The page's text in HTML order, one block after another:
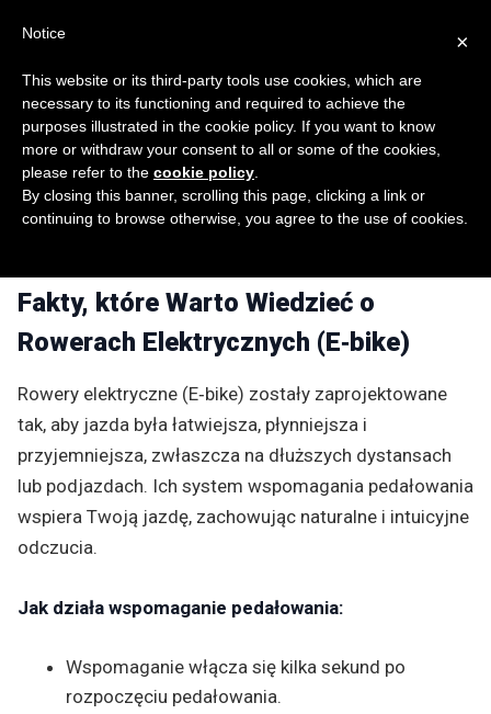
Jak działa rower elektryczny
(E‑bike)?
Fakty, które Warto Wiedzieć o
Rowerach Elektrycznych (E‑bike)
Rowery elektryczne (E‑bike) zostały zaprojektowane
tak, aby jazda była łatwiejsza, płynniejsza i
przyjemniejsza, zwłaszcza na dłuższych dystansach
lub podjazdach. Ich system wspomagania pedałowania
wspiera Twoją jazdę, zachowując naturalne i intuicyjne
odczucia.
Jak działa wspomaganie pedałowania:
Wspomaganie włącza się kilka sekund po
rozpoczęciu pedałowania.
×
Notice
This website or its third-party tools use cookies, which are
necessary to its functioning and required to achieve the
purposes illustrated in the cookie policy. If you want to know
more or withdraw your consent to all or some of the cookies,
please refer to the cookie policy.
By closing this banner, scrolling this page, clicking a link or
continuing to browse otherwise, you agree to the use of cookies.